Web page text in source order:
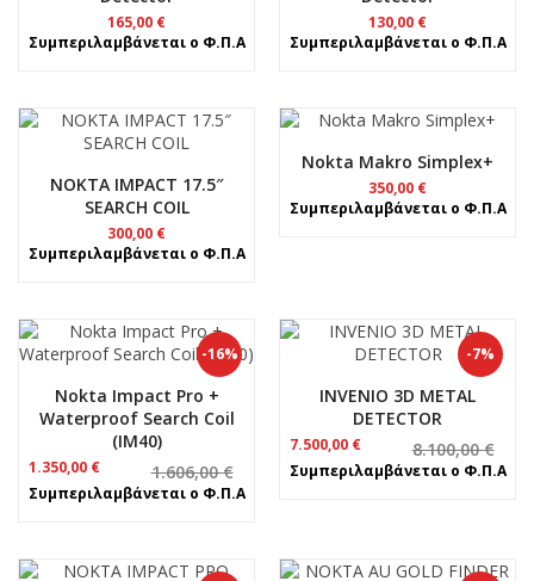
165,00 €
Συμπεριλαμβάνεται ο Φ.Π.Α
130,00 €
Συμπεριλαμβάνεται ο Φ.Π.Α
NOKTA IMPACT 17.5″
SEARCH COIL
300,00 €
Συμπεριλαμβάνεται ο Φ.Π.Α
Nokta Makro Simplex+
350,00 €
Συμπεριλαμβάνεται ο Φ.Π.Α
-16%
Nokta Impact Pro +
Waterproof Search Coil
(IM40)
1.606,00€
Original
price
was:
1.350,00 €
τρέχουσα
τιμή
Συμπεριλαμβάνεται ο Φ.Π.Α
-7%
INVENIO 3D METAL
DETECTOR
8.100,00€
Original
price
was:
7.500,00 €
τρέχουσα
τιμή
Συμπεριλαμβάνεται ο Φ.Π.Α